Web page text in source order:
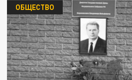
ОБЩЕСТВО